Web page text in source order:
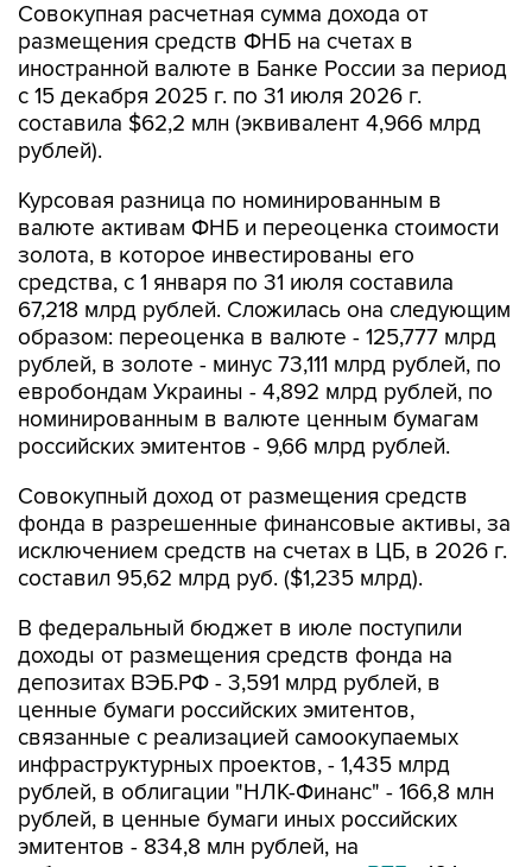
Совокупная расчетная сумма дохода от
размещения средств ФНБ на счетах в
иностранной валюте в Банке России за период
с 15 декабря 2025 г. по 31 июля 2026 г.
составила $62,2 млн (эквивалент 4,966 млрд
рублей).
Курсовая разница по номинированным в
валюте активам ФНБ и переоценка стоимости
золота, в которое инвестированы его
средства, с 1 января по 31 июля составила
67,218 млрд рублей. Сложилась она следующим
образом: переоценка в валюте - 125,777 млрд
рублей, в золоте - минус 73,111 млрд рублей, по
евробондам Украины - 4,892 млрд рублей, по
номинированным в валюте ценным бумагам
российских эмитентов - 9,66 млрд рублей.
Совокупный доход от размещения средств
фонда в разрешенные финансовые активы, за
исключением средств на счетах в ЦБ, в 2026 г.
составил 95,62 млрд руб. ($1,235 млрд).
В федеральный бюджет в июле поступили
доходы от размещения средств фонда на
депозитах ВЭБ.РФ - 3,591 млрд рублей, в
ценные бумаги российских эмитентов,
связанные с реализацией самоокупаемых
инфраструктурных проектов, - 1,435 млрд
рублей, в облигации "НЛК-Финанс" - 166,8 млн
рублей, в ценные бумаги иных российских
эмитентов - 834,8 млн рублей, на